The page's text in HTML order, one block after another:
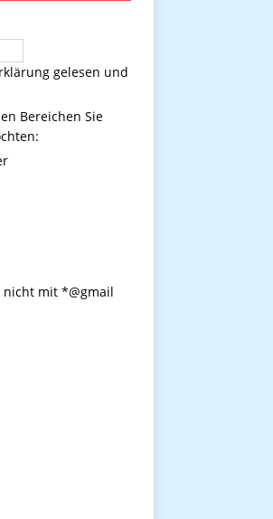
gelesen und
Bereichen Sie
mit *@gmail